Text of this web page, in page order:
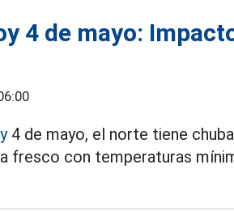
4 de mayo:
4 de mayo, el norte tiene
fresco con temperaturas